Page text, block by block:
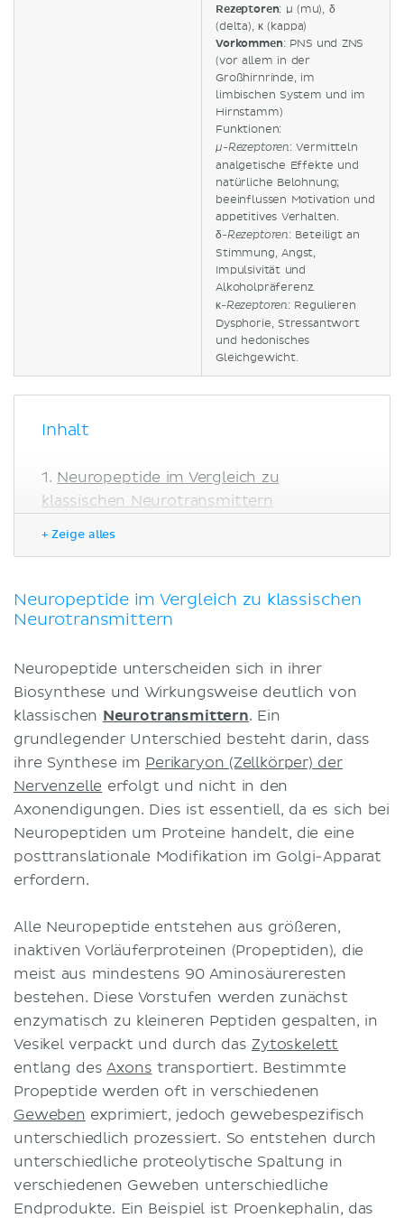
Rezeptoren: μ (mu), δ
(delta), κ (kappa)
Vorkommen: PNS und ZNS
(vor allem in der
Großhirnrinde, im
limbischen System und im
Hirnstamm)
Funktionen:
μ-Rezeptoren: Vermitteln
analgetische Effekte und
natürliche Belohnung;
beeinflussen Motivation und
appetitives Verhalten.
δ-Rezeptoren: Beteiligt an
Stimmung, Angst,
Impulsivität und
Alkoholpräferenz.
κ-Rezeptoren: Regulieren
Dysphorie, Stressantwort
und hedonisches
Gleichgewicht.
Inhalt
Neuropeptide im Vergleich zu
klassischen Neurotransmittern
Enkephaline
β-Endorphin
+ Zeige alles
Neuropeptide im Vergleich zu klassischen
Neurotransmittern
Neuropeptide unterscheiden sich in ihrer
Biosynthese und Wirkungsweise deutlich von
klassischen Neurotransmittern. Ein
grundlegender Unterschied besteht darin, dass
ihre Synthese im Perikaryon (Zellkörper) der
Nervenzelle erfolgt und nicht in den
Axonendigungen. Dies ist essentiell, da es sich bei
Neuropeptiden um Proteine handelt, die eine
posttranslationale Modifikation im Golgi-Apparat
erfordern.
Alle Neuropeptide entstehen aus größeren,
inaktiven Vorläuferproteinen (Propeptiden), die
meist aus mindestens 90 Aminosäureresten
bestehen. Diese Vorstufen werden zunächst
enzymatisch zu kleineren Peptiden gespalten, in
Vesikel verpackt und durch dasZytoskelett
entlang desAxons transportiert. Bestimmte
Propeptide werden oft in verschiedenen
Geweben exprimiert, jedoch gewebespezifisch
unterschiedlich prozessiert. So entstehen durch
unterschiedliche proteolytische Spaltung in
verschiedenen Geweben unterschiedliche
Endprodukte. Ein Beispiel ist Proenkephalin, das